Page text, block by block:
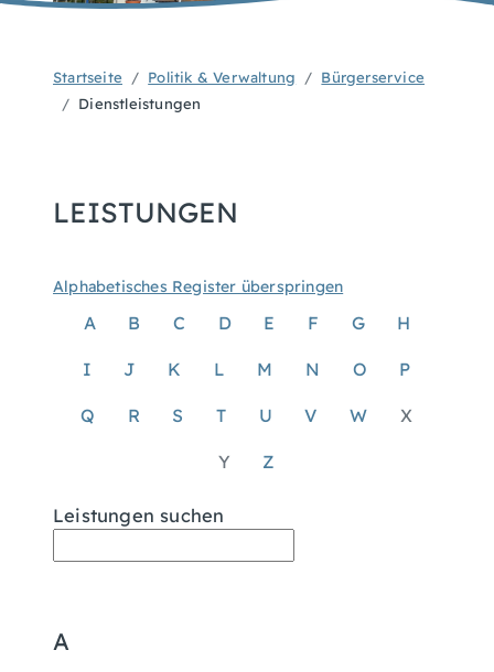
Startseite Politik & Verwaltung
Bürgerservice
Dienstleistungen
LEISTUNGEN
Alphabetisches Register überspringen
A B C D E F G H
I J K L M N O P
Q R S T U V W X
Y Z
Leistungen suchen
A